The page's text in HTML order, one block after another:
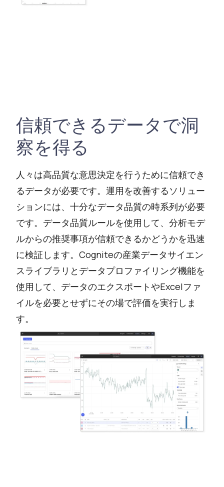
信頼できるデータで洞
察を得る
人々は高品質な意思決定を行うために信頼でき
るデータが必要です。運用を改善するソリュー
ションには、十分なデータ品質の時系列が必要
です。データ品質ルールを使用して、分析モデ
ルからの推奨事項が信頼できるかどうかを迅速
に検証します。Cogniteの産業データサイエン
スライブラリとデータプロファイリング機能を
使用して、データのエクスポートやExcelファ
イルを必要とせずにその場で評価を実行しま
す。